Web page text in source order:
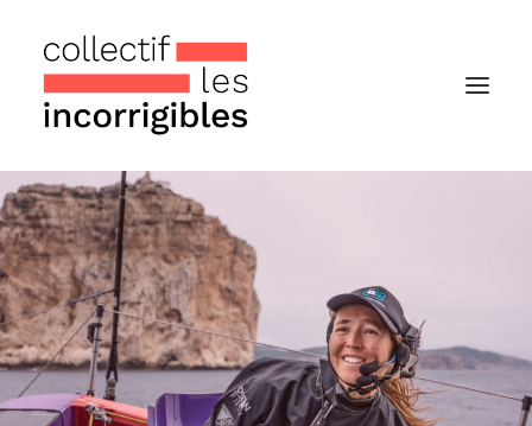
Accueil
Le collectif
Nos actualités
Notre « Incolettre » mensuelle